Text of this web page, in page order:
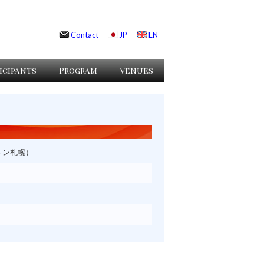
Contact JP EN
Program Venues
札幌）